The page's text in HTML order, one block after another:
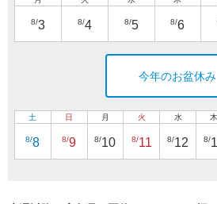
8/3 8/4 8/5 8/6
今年のお盆休み
土
8/8
日
8/9
月
8/10
火
8/11
水
8/12
木
8/